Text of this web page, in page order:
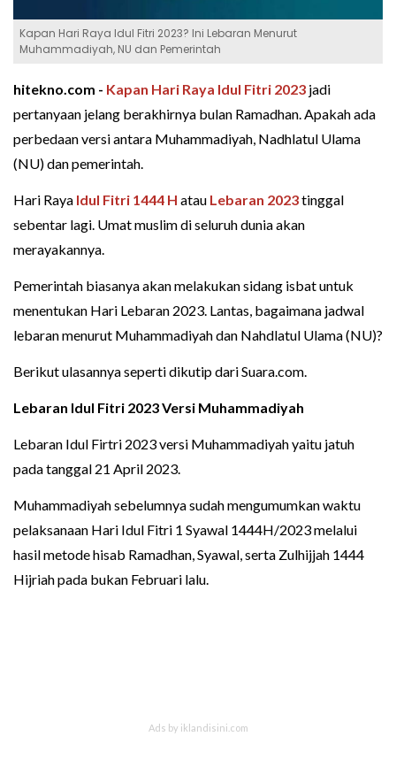
Kapan Hari Raya Idul Fitri 2023? Ini Lebaran Menurut
Muhammadiyah, NU dan Pemerintah
hitekno.com - Kapan Hari Raya Idul Fitri 2023 jadi
pertanyaan jelang berakhirnya bulan Ramadhan. Apakah ada
perbedaan versi antara Muhammadiyah, Nadhlatul Ulama
(NU) dan pemerintah.
Hari Raya Idul Fitri 1444 H atau Lebaran 2023tinggal
sebentar lagi. Umat muslim di seluruh dunia akan
merayakannya.
Pemerintah biasanya akan melakukan sidang isbat untuk
menentukan Hari Lebaran 2023. Lantas, bagaimana jadwal
lebaran menurut Muhammadiyah dan Nahdlatul Ulama (NU)?
Berikut ulasannya seperti dikutip dari Suara.com.
Lebaran Idul Fitri 2023 Versi Muhammadiyah
Lebaran Idul Firtri 2023 versi Muhammadiyah yaitu jatuh
pada tanggal 21 April 2023.
Muhammadiyah sebelumnya sudah mengumumkan waktu
pelaksanaan Hari Idul Fitri 1 Syawal 1444H/2023 melalui
hasil metode hisab Ramadhan, Syawal, serta Zulhijjah 1444
Hijriah pada bukan Februari lalu.